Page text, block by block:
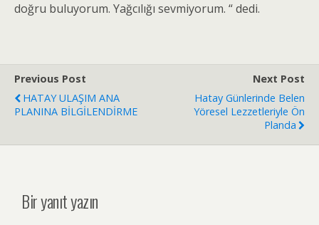
doğru buluyorum. Yağcılığı sevmiyorum. “ dedi.
Previous Post
HATAY ULAŞIM ANA
PLANINA BİLGİLENDİRME
Next Post
Hatay Günlerinde Belen
Yöresel Lezzetleriyle Ön
Planda
Bir yanıt yazın